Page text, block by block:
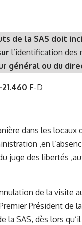
de la SAS doit
l’identification des
général ou du
21.460 F-D
dans les locaux
,en
juge des libertés
de la visite
Président de
la SAS, dès lors